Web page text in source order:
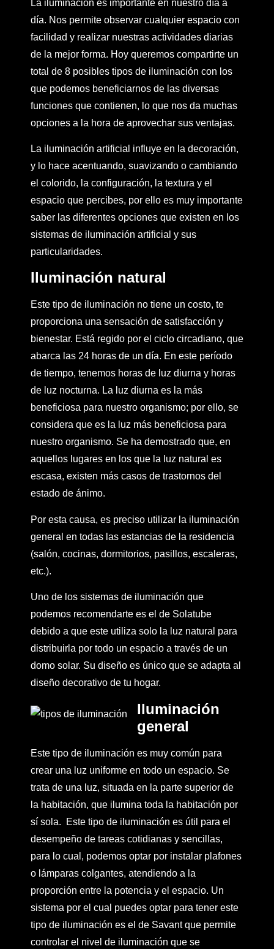
La iluminación es importante en nuestro día a
día. Nos permite observar cualquier espacio con
facilidad y realizar nuestras actividades diarias
de la mejor forma. Hoy queremos compartirte un
total de 8 posibles tipos de iluminación con los
que podemos beneficiarnos de las diversas
funciones que contienen, lo que nos da muchas
opciones a la hora de aprovechar sus ventajas.
La iluminación artificial influye en la decoración,
y lo hace acentuando, suavizando o cambiando
el colorido, la configuración, la textura y el
espacio que percibes, por ello es muy importante
saber las diferentes opciones que existen en los
sistemas de iluminación artificial y sus
particularidades.
Iluminación natural
Este tipo de iluminación no tiene un costo, te
proporciona una sensación de satisfacción y
bienestar. Está regido por el ciclo circadiano, que
abarca las 24 horas de un día. En este período
de tiempo, tenemos horas de luz diurna y horas
de luz nocturna. La luz diurna es la más
beneficiosa para nuestro organismo; por ello, se
considera que es la luz más beneficiosa para
nuestro organismo. Se ha demostrado que, en
aquellos lugares en los que la luz natural es
escasa, existen más casos de trastornos del
estado de ánimo.
Por esta causa, es preciso utilizar la iluminación
general en todas las estancias de la residencia
(salón, cocinas, dormitorios, pasillos, escaleras,
etc.).
Uno de los sistemas de iluminación que
podemos recomendarte es el de Solatube
debido a que este utiliza solo la luz natural para
distribuirla por todo un espacio a través de un
domo solar. Su diseño es único que se adapta al
diseño decorativo de tu hogar.
Iluminación
general
Este tipo de iluminación es muy común para
crear una luz uniforme en todo un espacio. Se
trata de una luz, situada en la parte superior de
la habitación, que ilumina toda la habitación por
sí sola. Este tipo de iluminación es útil para el
desempeño de tareas cotidianas y sencillas,
para lo cual, podemos optar por instalar plafones
o lámparas colgantes, atendiendo a la
proporción entre la potencia y el espacio. Un
sistema por el cual puedes optar para tener este
tipo de iluminación es el de Savant que permite
controlar el nivel de iluminación que se